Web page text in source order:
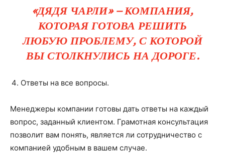
«ДЯДЯ ЧАРЛИ» – КОМПАНИЯ,
КОТОРАЯ ГОТОВА РЕШИТЬ
ЛЮБУЮ ПРОБЛЕМУ, С КОТОРОЙ
ВЫ СТОЛКНУЛИСЬ НА ДОРОГЕ.
Ответы на все вопросы.
Менеджеры компании готовы дать ответы на каждый
вопрос, заданный клиентом. Грамотная консультация
позволит вам понять, является ли сотрудничество с
компанией удобным в вашем случае.